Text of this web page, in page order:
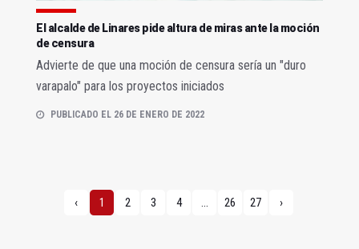
El alcalde de Linares pide altura de miras ante la moción
de censura
Advierte de que una moción de censura sería un "duro
varapalo" para los proyectos iniciados
PUBLICADO EL 26 DE ENERO DE 2022
‹ 1 2 3 4 ... 26 27 ›